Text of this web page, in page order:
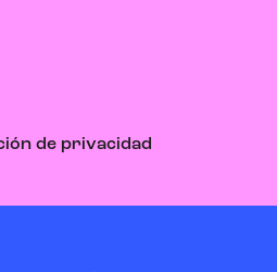
de privacidad